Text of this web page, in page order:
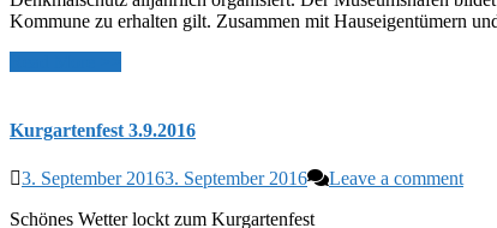
Kommune zu erhalten gilt. Zusammen mit Hauseigentümern
Kurgartenfest 3.9.2016
3. September 20163. September 2016
Leave a comment
Schönes Wetter lockt zum Kurgartenfest